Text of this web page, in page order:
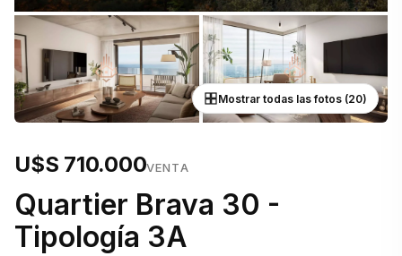
Mostrar todas las fotos (20)
U$S 710.000VENTA
Quartier Brava 30 -
Tipología 3A